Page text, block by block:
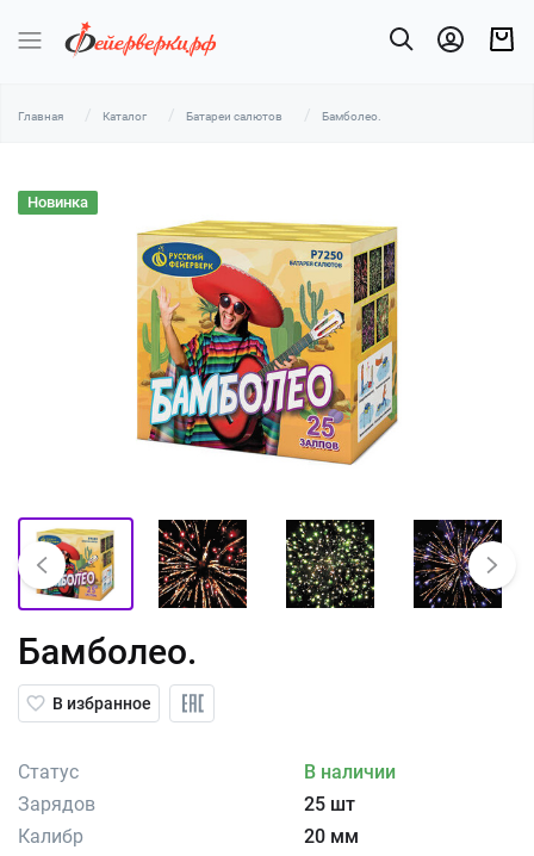
Главная Каталог Батареи салютов Бамболео.
Новинка
Бамболео.
В избранное
Статус
В наличии
Зарядов
25 шт
Калибр
20 мм